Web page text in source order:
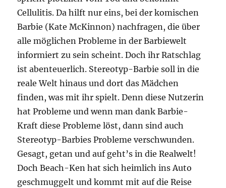
Cellulitis. Da hilft nur eins, bei der komischen
Barbie (Kate McKinnon) nachfragen, die über
alle möglichen Probleme in der Barbiewelt
informiert zu sein scheint. Doch ihr Ratschlag
ist abenteuerlich. Stereotyp-Barbie soll in die
reale Welt hinaus und dort das Mädchen
finden, was mit ihr spielt. Denn diese Nutzerin
hat Probleme und wenn man dank Barbie-
Kraft diese Probleme löst, dann sind auch
Stereotyp-Barbies Probleme verschwunden.
Gesagt, getan und auf geht’s in die Realwelt!
Doch Beach-Ken hat sich heimlich ins Auto
geschmuggelt und kommt mit auf die Reise